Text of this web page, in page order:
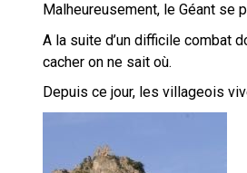
Malheureusement, le Géant se
A la suite d’un difficile combat
cacher on ne sait où.
Depuis ce jour, les villageois